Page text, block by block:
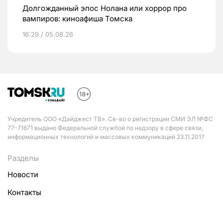
Долгожданный эпос Нолана или хоррор про
вампиров: киноафиша Томска
16:29 / 05.08.26
Учредитель ООО «Дайджест ТВ». Св-во о регистрации СМИ ЭЛ №ФС
77-71671 выдано Федеральной службой по надзору в сфере связи,
информационных технологий и массовых коммуникаций 23.11.2017
Разделы
Новости
Контакты